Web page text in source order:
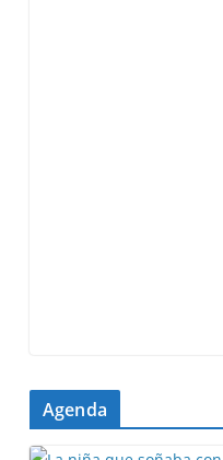
Agenda